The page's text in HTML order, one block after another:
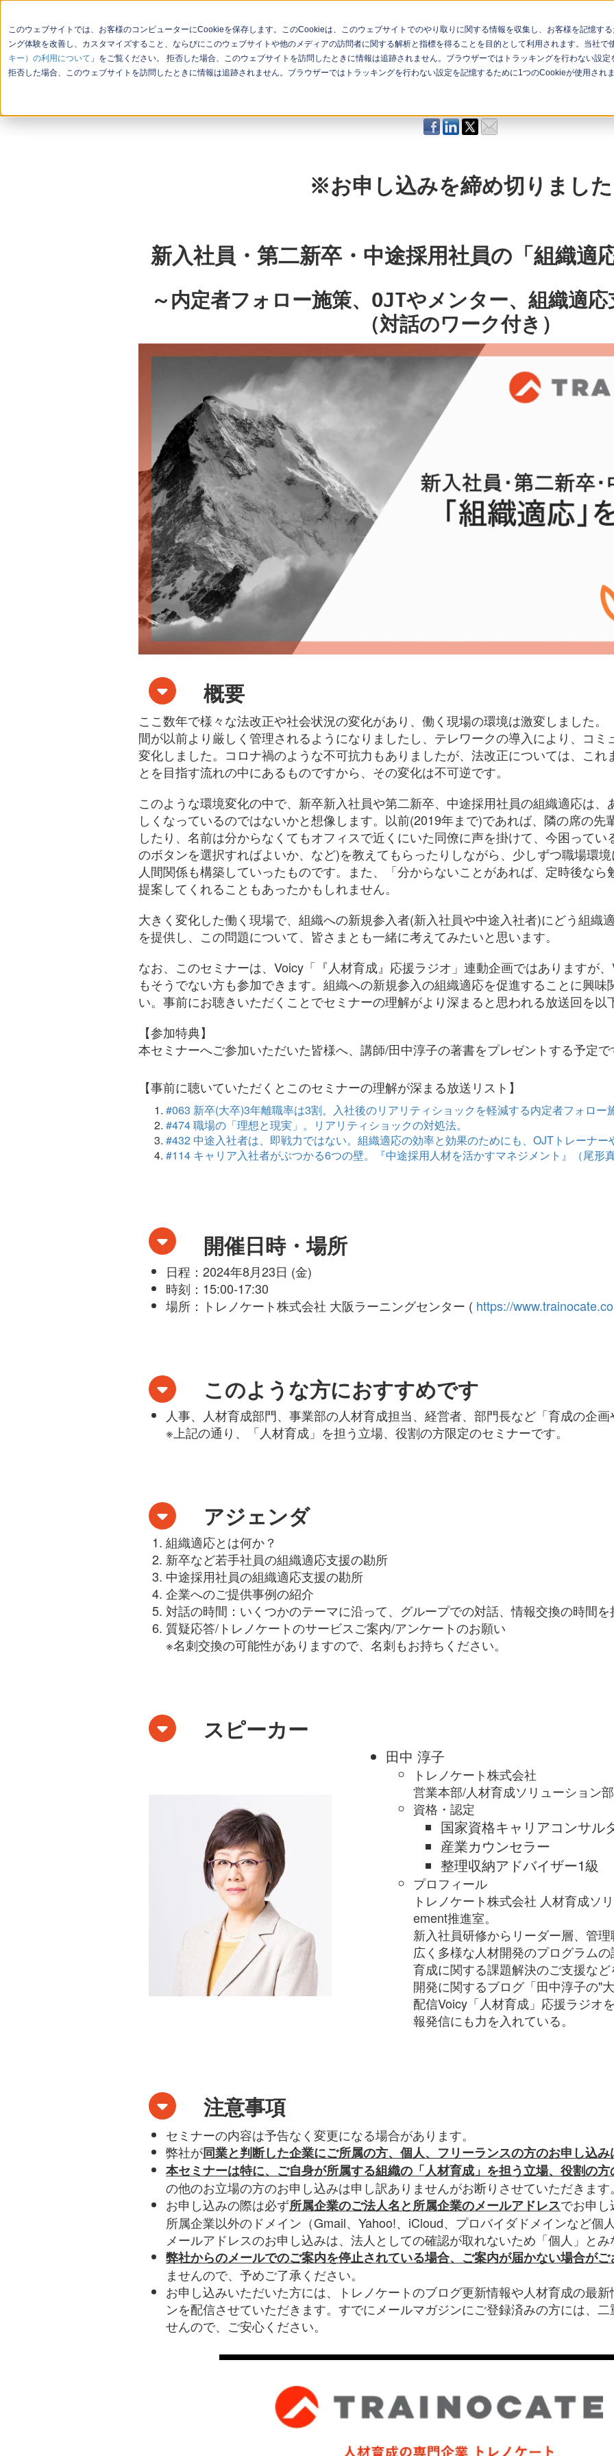
このウェブサイトでは、お客様のコンピューターにCookieを保存します。このCookieは、このウェブサイトでのやり取りに関する情報を収集し、お客様を記憶す
ング体験を改善し、カスタマイズすること、ならびにこのウェブサイトや他のメディアの訪問者に関する解析と指標を得ることを目的として利用されます。当社で
キー）の利用について 」をご覧ください。 拒否した場合、このウェブサイトを訪問したときに情報は追跡されません。ブラウザーではトラッキングを行わない設
拒否した場合、このウェブサイトを訪問したときに情報は追跡されません。ブラウザーではトラッキングを行わない設定を記憶するために1つのCookieが使用されま
会社概要 お問い合わせ セミナー一覧 イベント一覧
※お申し込みを締め切りました
新入社員・第二新卒・中途採用社員の「組織適
～内定者フォロー施策、OJTやメンター、組織適
（対話のワーク付き）
概要
ここ数年で様々な法改正や社会状況の変化があり、働く現場の環境は激変しました
間が以前より厳しく管理されるようになりましたし、テレワークの導入により、コミ
変化しました。コロナ禍のような不可抗力もありましたが、法改正については、これ
とを目指す流れの中にあるものですから、その変化は不可逆です。
このような環境変化の中で、新卒新入社員や第二新卒、中途採用社員の組織適応は
しくなっているのではないかと想像します。以前(2019年まで)であれば、隣の席の先
したり、名前は分からなくてもオフィスで近くにいた同僚に声を掛けて、今困って
のボタンを選択すればよいか、など)を教えてもらったりしながら、少しずつ職場環
人間関係も構築していったものです。また、「分からないことがあれば、定時後な
提案してくれることもあったかもしれません。
大きく変化した働く現場で、組織への新規参入者(新入社員や中途入社者)にどう組織
を提供し、この問題について、皆さまとも一緒に考えてみたいと思います。
なお、このセミナーは、Voicy「『人材育成』応援ラジオ」連動企画ではありますが
もそうでない方も参加できます。組織への新規参入の組織適応を促進することに興味
い。事前にお聴きいただくことでセミナーの理解がより深まると思われる放送回を以
【参加特典】
本セミナーへご参加いただいた皆様へ、講師/田中淳子の著書をプレゼントする予定で
【事前に聴いていただくとこのセミナーの理解が深まる放送リスト】
#063 新卒(大卒)3年離職率は3割。入社後のリアリティショックを軽減する内定者フォロー
#474 職場の「理想と現実」。リアリティショックの対処法。
#432 中途入社者は、即戦力ではない。組織適応の効率と効果のためにも、OJTトレーナー
#114 キャリア入社者がぶつかる6つの壁。『中途採用人材を活かすマネジメント』（尾形
開催日時・場所
日程：2024年8月23日 (金)
時刻：15:00-17:30
場所：トレノケート株式会社 大阪ラーニングセンター ( https://
このような方におすすめです
人事、人材育成部門、事業部の人材育成担当、経営者、部門長など「育成の企
※上記の通り、「人材育成」を担う立場、役割の方限定のセミナーです。
アジェンダ
組織適応とは何か？
新卒など若手社員の組織適応支援の勘所
中途採用社員の組織適応支援の勘所
企業へのご提供事例の紹介
対話の時間：いくつかのテーマに沿って、グループでの対話、情報交換の時間を
質疑応答/トレノケートのサービスご案内/アンケートのお願い
※名刺交換の可能性がありますので、名刺もお持ちください。
スピーカー
田中 淳子
トレノケート株式会社
営業本部/人材育成ソリューション部
資格・認定
国家資格キャリアコンサル
産業カウンセラー
整理収納アドバイザー1級
プロフィール
トレノケート株式会社 人材育成ソ
ement推進室。
新入社員研修からリーダー層、管
広く多様な人材開発のプログラム
育成に関する課題解決のご支援な
開発に関するブログ「田中淳子の"
配信Voicy「人材育成」応援ラジオ
報発信にも力を入れている。
注意事項
セミナーの内容は予告なく変更になる場合があります。
弊社が同業と判断した企業にご所属の方、個人、フリーランスの方のお申し込み
本セミナーは特に、ご自身が所属する組織の「人材育成」を担う立場、役割の
の他のお立場の方のお申し込みは申し訳ありませんがお断りさせていただきます。
お申し込みの際は必ず所属企業のご法人名と所属企業のメールアドレスでお申し
所属企業以外のドメイン（Gmail、Yahoo!、iCloud、プロバイダドメインなど個
メールアドレスのお申し込みは、法人としての確認が取れないため「個人」とみ
弊社からのメールでのご案内を停止されている場合、ご案内が届かない場合がご
ませんので、予めご了承ください。
お申し込みいただいた方には、トレノケートのブログ更新情報や人材育成の最
ンを配信させていただきます。すでにメールマガジンにご登録済みの方には、
せんので、ご安心ください。